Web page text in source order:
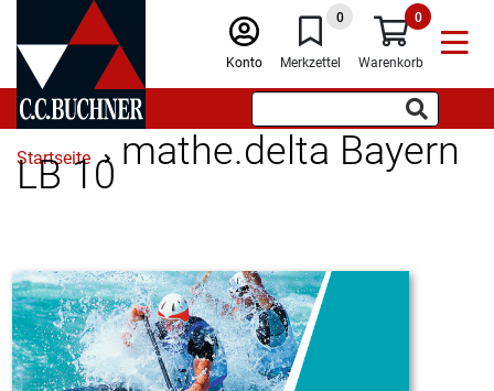
Konto
0
Merkzettel
0
Warenkorb
Startseite mathe.delta Bayern
LB 10